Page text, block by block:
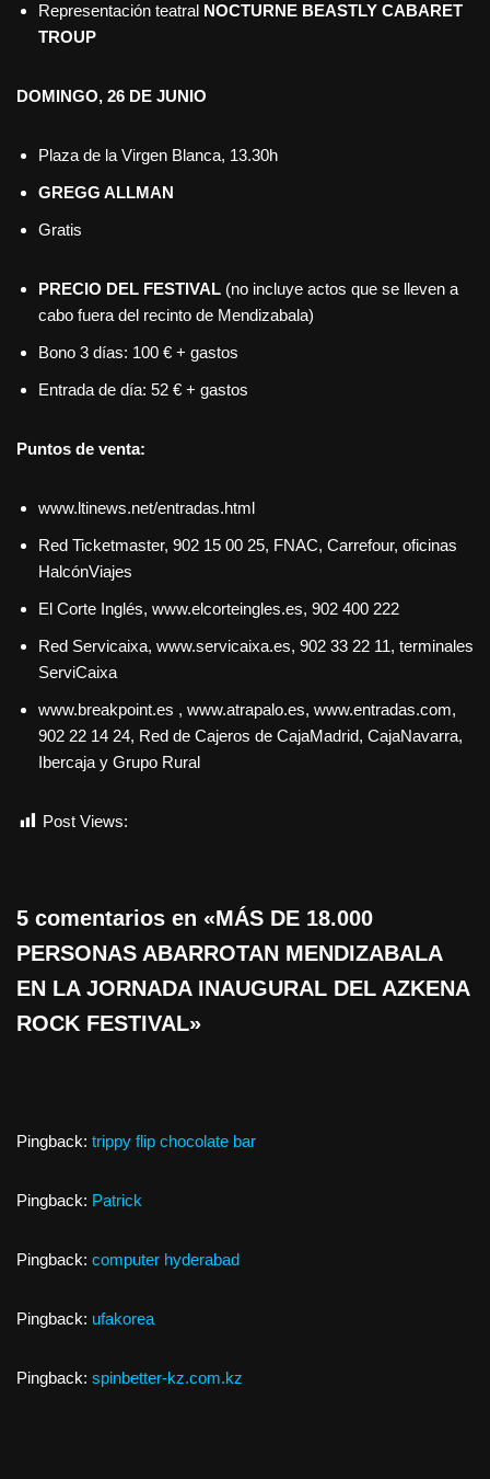
Representación teatral NOCTURNE BEASTLY CABARET
TROUP
DOMINGO, 26 DE JUNIO
Plaza de la Virgen Blanca, 13.30h
GREGG ALLMAN
Gratis
PRECIO DEL FESTIVAL (no incluye actos que se lleven a
cabo fuera del recinto de Mendizabala)
Bono 3 días: 100 € + gastos
Entrada de día: 52 € + gastos
Puntos de venta:
www.ltinews.net/entradas.html
Red Ticketmaster, 902 15 00 25, FNAC, Carrefour, oficinas
HalcónViajes
El Corte Inglés, www.elcorteingles.es, 902 400 222
Red Servicaixa, www.servicaixa.es, 902 33 22 11, terminales
ServiCaixa
www.breakpoint.es , www.atrapalo.es, www.entradas.com,
902 22 14 24, Red de Cajeros de CajaMadrid, CajaNavarra,
Ibercaja y Grupo Rural
Post Views:
5 comentarios en «MÁS DE 18.000
PERSONAS ABARROTAN MENDIZABALA
EN LA JORNADA INAUGURAL DEL AZKENA
ROCK FESTIVAL»
Pingback: trippy flip chocolate bar
Pingback: Patrick
Pingback: computer hyderabad
Pingback: ufakorea
Pingback: spinbetter-kz.com.kz